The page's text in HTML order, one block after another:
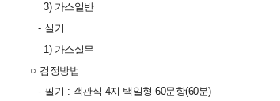
3) 가스일반
- 실기
1) 가스실무
○ 검정방법
- 필기 : 객관식 4지 택일형 60문항(60분)